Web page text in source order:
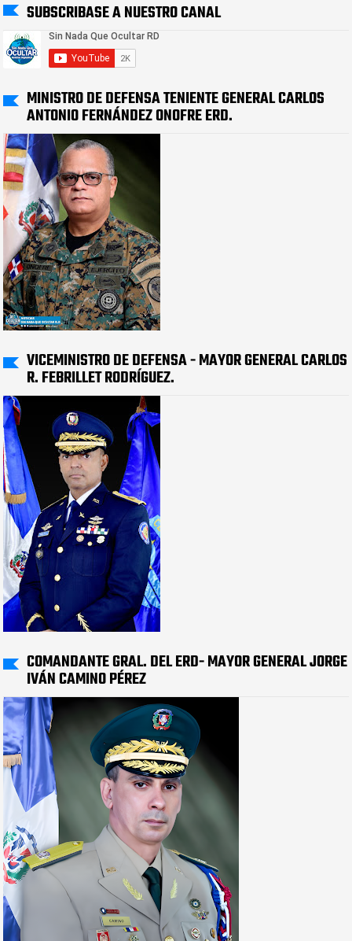
SUBSCRIBASE A NUESTRO CANAL
MINISTRO DE DEFENSA TENIENTE GENERAL CARLOS
ANTONIO FERNÁNDEZ ONOFRE ERD.
VICEMINISTRO DE DEFENSA - MAYOR GENERAL CARLOS
R. FEBRILLET RODRÍGUEZ.
COMANDANTE GRAL. DEL ERD- MAYOR GENERAL JORGE
IVÁN CAMINO PÉREZ